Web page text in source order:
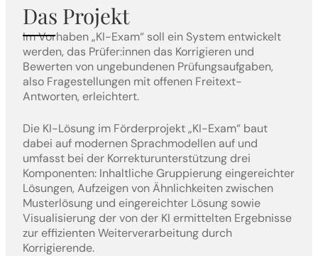
Das Projekt
Im Vorhaben „KI-Exam“ soll ein System entwickelt
werden, das Prüfer:innen das Korrigieren und
Bewerten von ungebundenen Prüfungsaufgaben,
also Fragestellungen mit offenen Freitext-
Antworten, erleichtert.
Die KI-Lösung im Förderprojekt „KI-Exam“ baut
dabei auf modernen Sprachmodellen auf und
umfasst bei der Korrekturunterstützung drei
Komponenten: Inhaltliche Gruppierung eingereichter
Lösungen, Aufzeigen von Ähnlichkeiten zwischen
Musterlösung und eingereichter Lösung sowie
Visualisierung der von der KI ermittelten Ergebnisse
zur effizienten Weiterverarbeitung durch
Korrigierende.